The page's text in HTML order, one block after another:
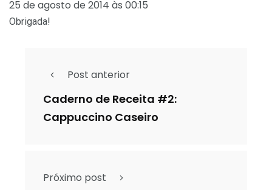
25 de agosto de 2014 às 00:15
Obrigada!
Post anterior
Caderno de Receita #2:
Cappuccino Caseiro
Próximo post